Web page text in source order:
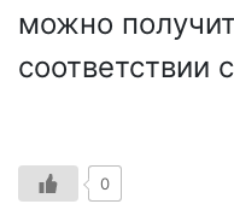
можно
соответствии
0